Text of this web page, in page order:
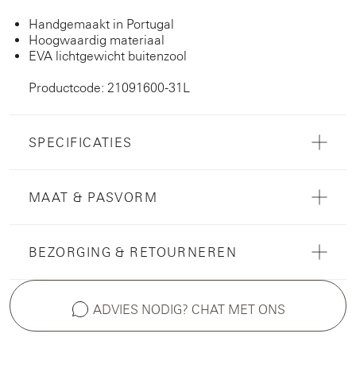
Handgemaakt in Portugal
Hoogwaardig materiaal
EVA lichtgewicht buitenzool
Productcode: 21091600-31L
SPECIFICATIES
MAAT & PASVORM
BEZORGING & RETOURNEREN
ADVIES NODIG? CHAT MET ONS